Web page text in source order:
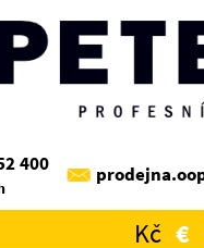
400
Kč €